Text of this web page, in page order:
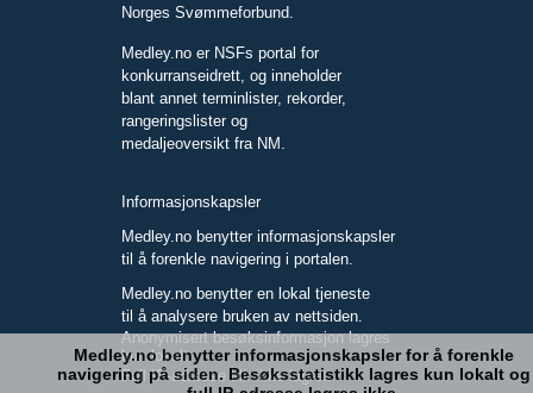
Norges Svømmeforbund.
Medley.no er NSFs portal for
konkurranseidrett, og inneholder
blant annet terminlister, rekorder,
rangeringslister og
medaljeoversikt fra NM.
Informasjonskapsler
Medley.no benytter informasjonskapsler
til å forenkle navigering i portalen.
Medley.no benytter en lokal tjeneste
til å analysere bruken av nettsiden.
Anonymisert besøksinformasjon lagres
kun lokalt.
Full IP-adresse blir ikke lagret.
Medley.no benytter informasjonskapsler for å forenkle
navigering på siden. Besøksstatistikk lagres kun lokalt og